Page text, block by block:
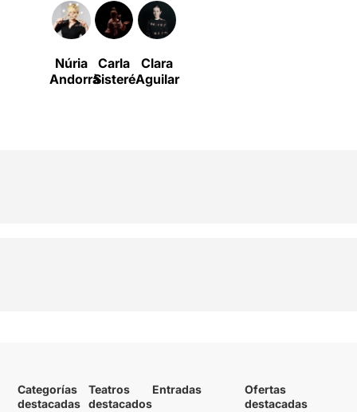
Núria
Andorrà
Carla
Sisteré
Clara
Aguilar
Categorías
destacadas
Teatros
destacados
Entradas
Ofertas
destacadas